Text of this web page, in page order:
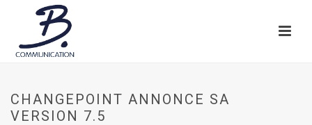
CHANGEPOINT ANNONCE SA
VERSION 7.5